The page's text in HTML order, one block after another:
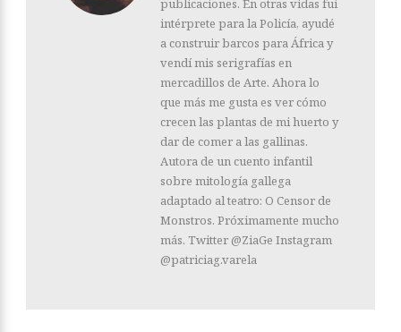
publicaciones. En otras vidas fui
intérprete para la Policía, ayudé
a construir barcos para África y
vendí mis serigrafías en
mercadillos de Arte. Ahora lo
que más me gusta es ver cómo
crecen las plantas de mi huerto y
dar de comer a las gallinas.
Autora de un cuento infantil
sobre mitología gallega
adaptado al teatro: O Censor de
Monstros. Próximamente mucho
más. Twitter @ZiaGe Instagram
@patriciag.varela